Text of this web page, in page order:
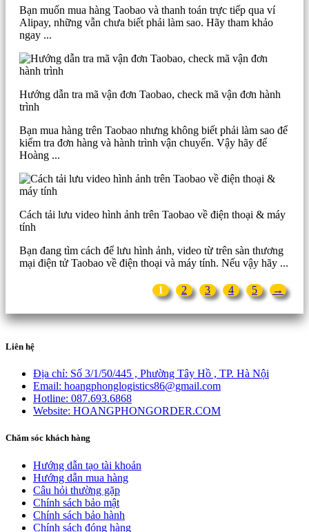
Bạn muốn mua hàng Taobao và thanh toán trực tiếp qua ví
Alipay, những vẫn chưa biết phải làm sao. Hãy tham khảo
ngay ...
Hướng dẫn tra mã vận đơn Taobao, check mã vận đơn hành
trình
Bạn mua hàng trên Taobao nhưng không biết phải làm sao để
kiểm tra đơn hàng và hành trình vận chuyển. Vậy hãy để
Hoàng ...
Cách tải lưu video hình ảnh trên Taobao về điện thoại & máy
tính
Bạn đang tìm cách để lưu hình ảnh, video từ trên sàn thương
mại điện tử Taobao về điện thoại và máy tính. Nếu vậy hãy ...
1 2 3 4 5 →
Liên hệ
Địa chỉ: Số 3/1/50/445 , Phường Tây Hồ , TP. Hà Nội
Email: hoangphonglogistics86@gmail.com
Hotline: 087.693.6868
Website: HOANGPHONGORDER.COM
Chăm sóc khách hàng
Hướng dẫn tạo tài khoản
Hướng dẫn mua hàng
Câu hỏi thường gặp
Chính sách bảo mật
Chính sách bảo hành
Chính sách đóng hàng